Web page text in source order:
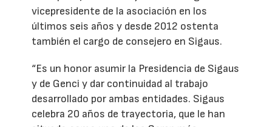
vicepresidente de la asociación en los
últimos seis años y desde 2012 ostenta
también el cargo de consejero en Sigaus.
“Es un honor asumir la Presidencia de Sigaus
y de Genci y dar continuidad al trabajo
desarrollado por ambas entidades. Sigaus
celebra 20 años de trayectoria, que le han